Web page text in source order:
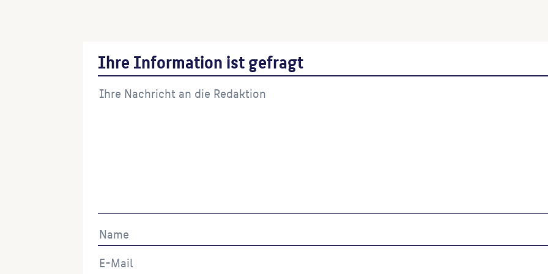
Ihre Information ist gefragt